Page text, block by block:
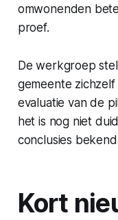
omwonenden
proef.
De werkgroep
gemeente
evaluatie van de
het is nog niet
conclusies
Kort